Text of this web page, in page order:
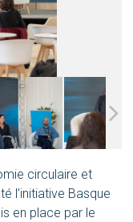
circulaire et
l’initiative Basque
en place par le